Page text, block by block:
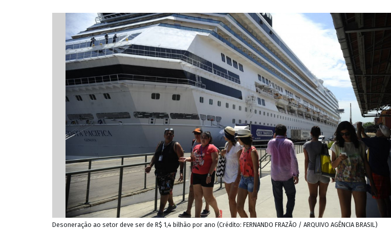
Desoneração ao setor deve ser de R$ 1,4 bilhão por ano (Crédito: FERNANDO FRAZÃO / ARQUIVO AGÊNCIA BRASIL)